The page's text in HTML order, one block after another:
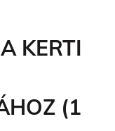
KERTI
(1